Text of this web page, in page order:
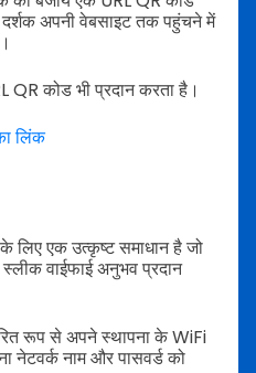
अपनी वेबसाइट तक पहुंचने में
QR कोड भी प्रदान करता है।
लिंक
लिए एक उत्कृष्ट समाधान है जो
वाईफाई अनुभव प्रदान
रूप से अपने स्थापना के WiFi
नाम और पासवर्ड को